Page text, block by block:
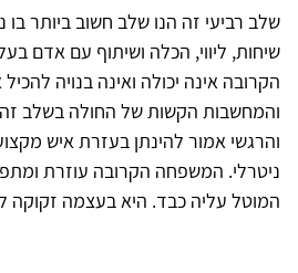
שלב רביעי זה הנו שלב חשוב ביותר
שיחות, ליווי, הכלה ושיתוף עם אדם
הקרובה אינה יכולה ואינה בנויה
והמחשבות הקשות של החולה בשלב
והרגשי אמור להינתן בעזרת איש
ניטרלי. המשפחה הקרובה עוזרת
המוטל עליה כבד. היא בעצמה זקוקה